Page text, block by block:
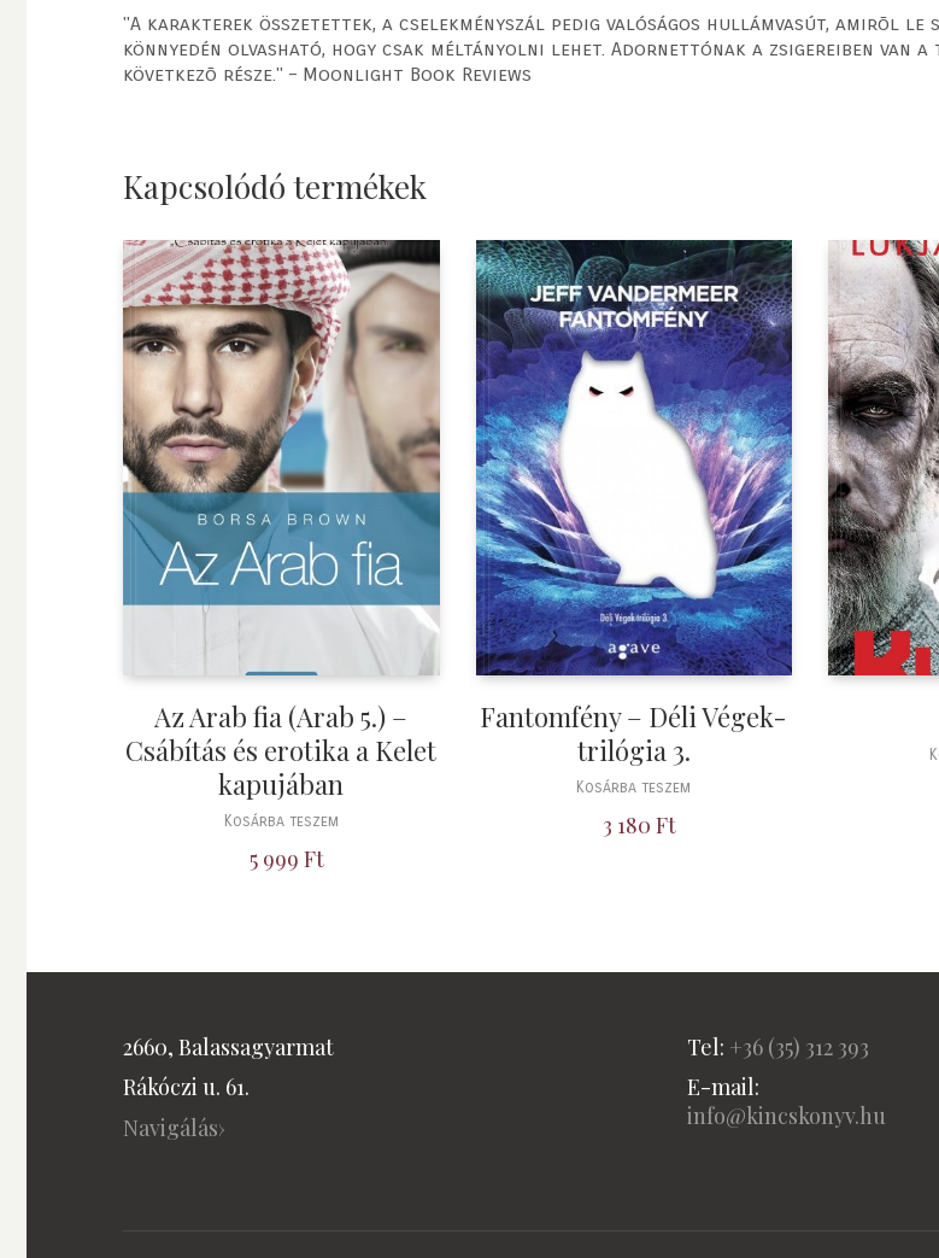
"A karakterek összetettek, a cselekményszál pedig valóságos hullámvasút, amirõl le
könnyedén olvasható, hogy csak méltányolni lehet. Adornettónak a zsigereiben van
következõ része." – Moonlight Book Reviews
Kapcsolódó termékek
Az Arab fia (Arab 5.) –
Csábítás és erotika a Kelet
kapujában
Kosárba teszem
5 999Ft
Fantomfény – Déli Végek-
trilógia 3.
Kosárba teszem
3 180Ft
2660, Balassagyarmat
Rákóczi u. 61.
Navigálás›
Tel: +36 (35) 312 393
E-mail:
info@kincskonyv.hu